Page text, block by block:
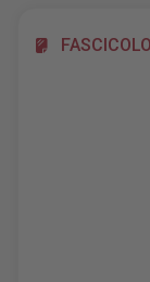
FASCICOLO